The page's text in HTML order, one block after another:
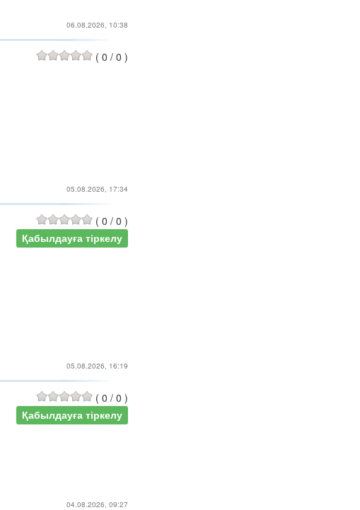
06.08.2026, 10:38
( 0 / 0 )
05.08.2026, 17:34
( 0 / 0 )
Қабылдауға тіркелу
05.08.2026, 16:19
( 0 / 0 )
Қабылдауға тіркелу
04.08.2026, 09:27